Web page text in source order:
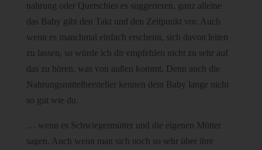
nahrung oder Quetschies es suggerieren, ganz alleine
das Baby gibt den Takt und den Zeitpunkt vor. Auch
wenn es manchmal einfach erscheint, sich davon leiten
zu lassen, so würde ich dir empfehlen nicht zu sehr auf
das zu hören, was von außen kommt. Denn auch die
Nahrungsmittelhersteller kennen dein Baby lange nicht
so gut wie du.
… wenn es Schwiegermütter und die eigenen Mütter
sagen. Auch wenn man sich noch so sehr über ihre